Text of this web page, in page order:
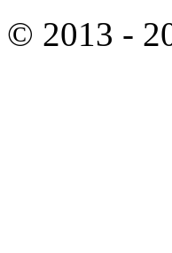
© 2013 -